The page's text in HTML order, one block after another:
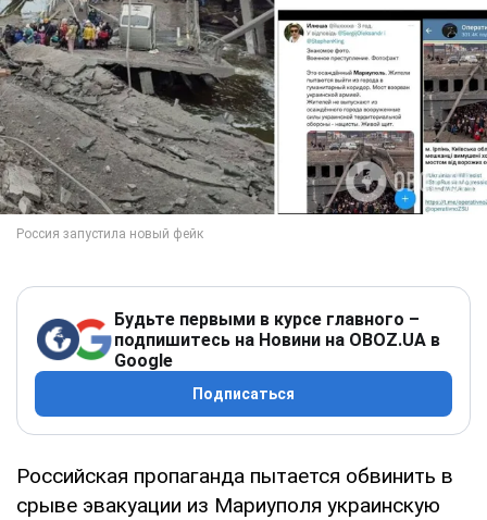
Будьте первыми в курсе главного –
подпишитесь на Новини на OBOZ.UA в
Google
Подписаться
Российская пропаганда пытается обвинить в
срыве эвакуации из Мариуполя украинскую